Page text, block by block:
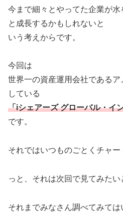
今まで細々とやってた企業が
と成長するかもしれないと
いう考えからです。
今回は
世界一の資産運用会社である
している
「iシェアーズ グローバル・イ
です。
それではいつものごとくチャー
っと、それは次回で見てみたい
それまでみなさん調べてみては